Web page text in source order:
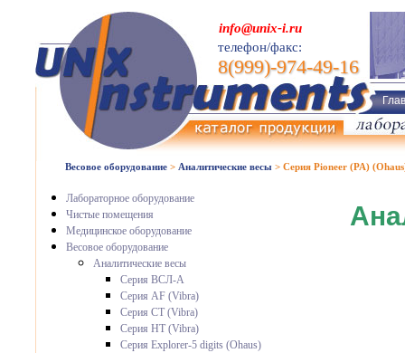
info@unix-i.ru
телефон/факс:
8(999)-974-49-16
Весовое оборудование > Аналитические весы > Серия Pioneer (PA)
Лабораторное оборудование
Чистые помещения
Медицинское оборудование
Весовое оборудование
Аналитические весы
Серия ВСЛ-А
Серия AF (Vibra)
Серия CT (Vibra)
Серия HT (Vibra)
Серия Explorer-5 digits (Ohaus)